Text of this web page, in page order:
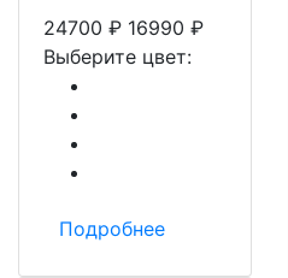
24700 ₽ 16990 ₽
Выберите цвет:
Подробнее